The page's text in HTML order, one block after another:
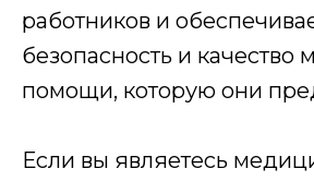
работников и
безопасность и качество
помощи, которую они
Если вы являетесь
3
Обучение и аттестация
и обучаетесь онлайн в удобное время. На
связи ваш куратор.